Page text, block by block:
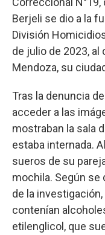
Berjeli se dio a la
División
de julio de 2023,
Mendoza, su
Tras la denuncia
acceder a las
mostraban la sala
estaba internada.
sueros de su
mochila. Según
de la
contenían
etilenglicol, que